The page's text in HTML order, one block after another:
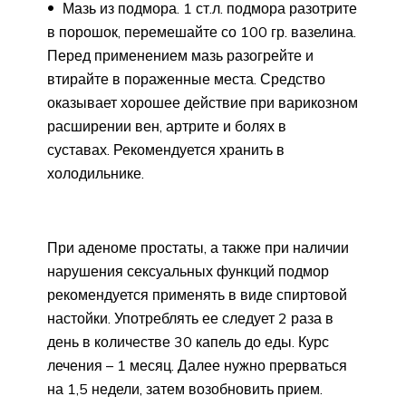
Мазь из подмора. 1 ст.л. подмора разотрите
в порошок, перемешайте со 100 гр. вазелина.
Перед применением мазь разогрейте и
втирайте в пораженные места. Средство
оказывает хорошее действие при варикозном
расширении вен, артрите и болях в
суставах. Рекомендуется хранить в
холодильнике.
При аденоме простаты, а также при наличии
нарушения сексуальных функций подмор
рекомендуется применять в виде спиртовой
настойки. Употреблять ее следует 2 раза в
день в количестве 30 капель до еды. Курс
лечения – 1 месяц. Далее нужно прерваться
на 1,5 недели, затем возобновить прием.